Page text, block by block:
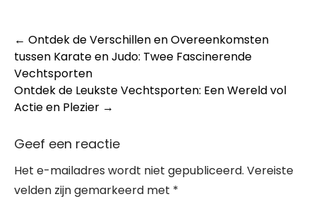
Post
navigation
← Ontdek de Verschillen en Overeenkomsten
tussen Karate en Judo: Twee Fascinerende
Vechtsporten
Ontdek de Leukste Vechtsporten: Een Wereld vol
Actie en Plezier →
Geef een reactie
Het e-mailadres wordt niet gepubliceerd. Vereiste
velden zijn gemarkeerd met *